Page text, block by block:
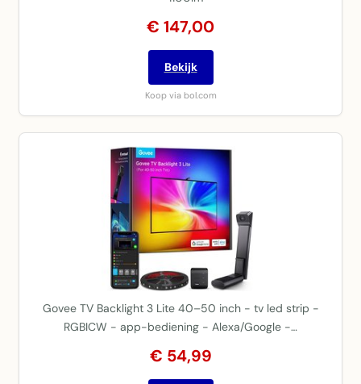
€ 147,00
Bekijk
Koop via bol.com
Govee TV Backlight 3 Lite 40–50 inch - tv led strip -
RGBICW - app-bediening - Alexa/Google -…
€ 54,99